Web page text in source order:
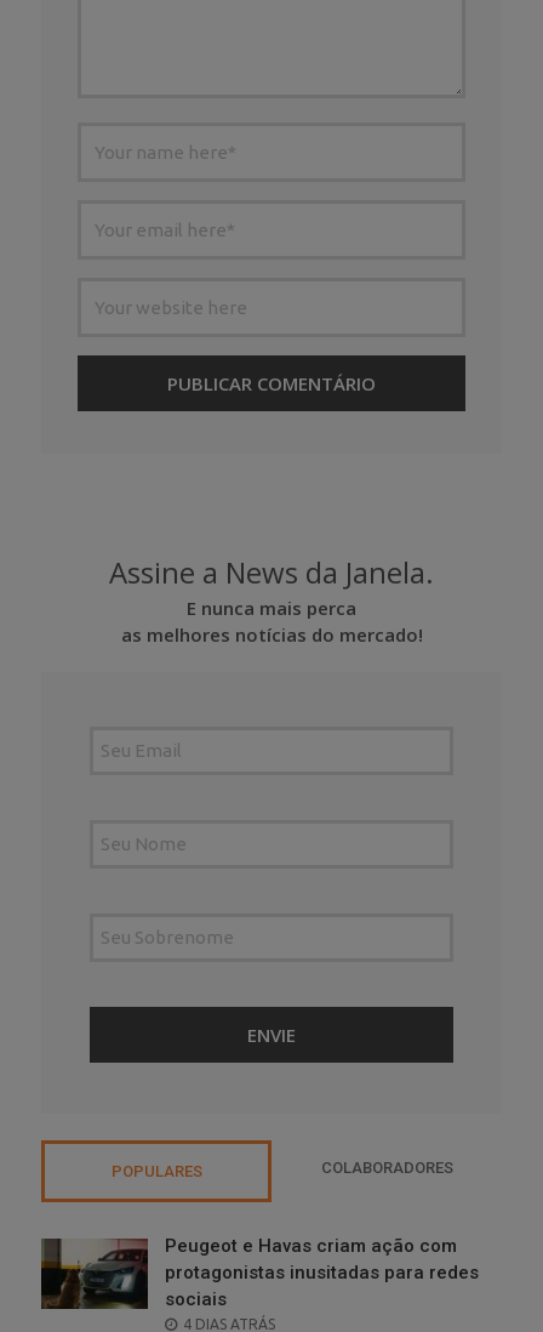
Assine a News da Janela.
E nunca mais perca
as melhores notícias do mercado!
POPULARES COLABORADORES
Peugeot e Havas criam ação com
protagonistas inusitadas para redes
sociais
POSTED
4 DIAS ATRÁS